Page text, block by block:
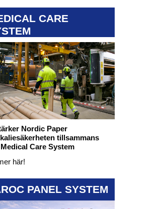
CARE
Nordic Paper
tillsammans
Care System
här!
PANEL SYSTEM